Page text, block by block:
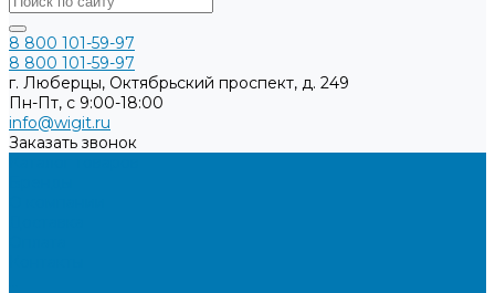
8 800 101-59-97
8 800 101-59-97
г. Люберцы, Октябрьский проспект, д. 249
Пн-Пт, с 9:00-18:00
info@wigit.ru
Заказать звонок